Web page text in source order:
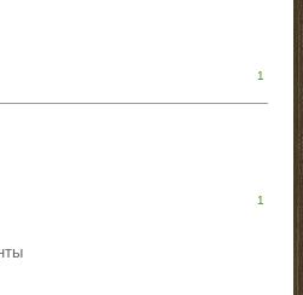
1
1